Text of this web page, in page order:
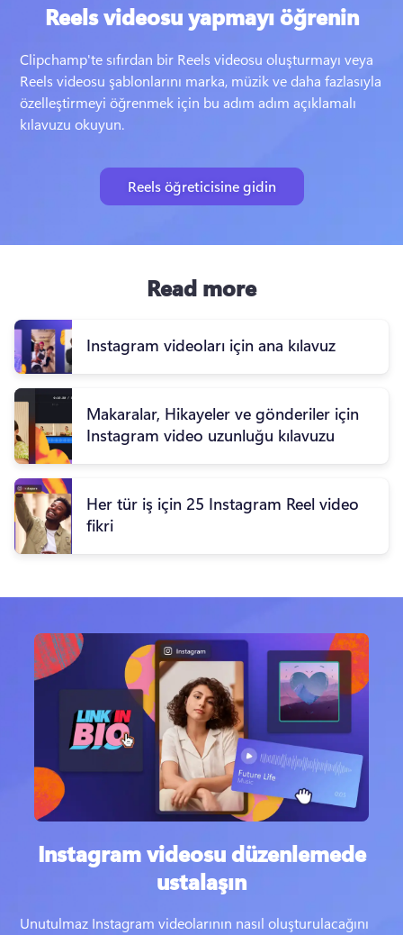
Reels videosu yapmayı öğrenin
Clipchamp'te sıfırdan bir Reels videosu oluşturmayı veya
Reels videosu şablonlarını marka, müzik ve daha fazlasıyla
özelleştirmeyi öğrenmek için bu adım adım açıklamalı
kılavuzu okuyun.
Reels öğreticisine gidin
Read more
Instagram videoları için ana kılavuz
Makaralar, Hikayeler ve gönderiler için
Instagram video uzunluğu kılavuzu
Her tür iş için 25 Instagram Reel video
fikri
Instagram videosu düzenlemede
ustalaşın
Unutulmaz Instagram videolarının nasıl oluşturulacağını